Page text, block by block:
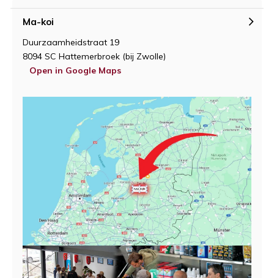
Ma-koi
Duurzaamheidstraat 19
8094 SC Hattemerbroek (bij Zwolle)
Open in Google Maps